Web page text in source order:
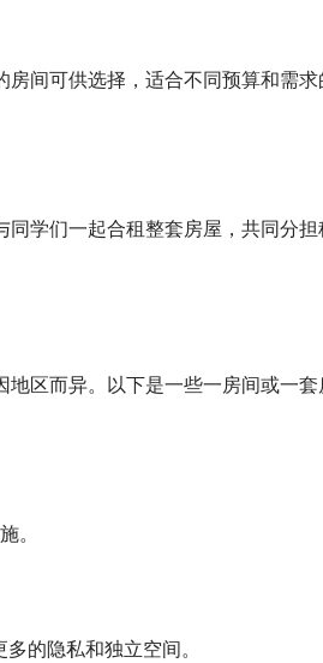
间可供选择，适合不同预算和需求
学们一起合租整套房屋，共同分担
区而异。以下是一些一房间或一套
。
的隐私和独立空间。